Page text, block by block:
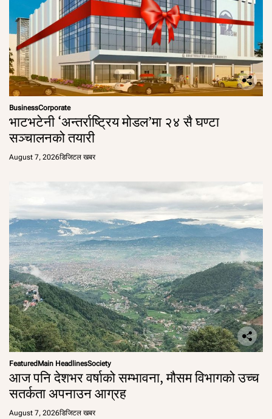
BusinessCorporate
भाटभटेनी ‘अन्तर्राष्ट्रिय मोडल’मा २४ सै घण्टा
सञ्चालनको तयारी
August 7, 2026डिजिटल खबर
FeaturedMain HeadlinesSociety
आज पनि देशभर वर्षाको सम्भावना, मौसम विभागको उच्च
सतर्कता अपनाउन आग्रह
August 7, 2026डिजिटल खबर